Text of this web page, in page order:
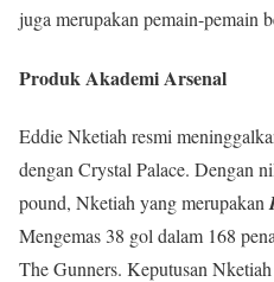
juga merupakan pemain-pemain
Produk Akademi Arsenal
Eddie Nketiah resmi
dengan Crystal Palace. Dengan
pound, Nketiah yang merupakan
Mengemas 38 gol dalam 168
The Gunners. Keputusan